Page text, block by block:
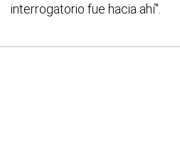
interrogatorio fue hacia ahí".